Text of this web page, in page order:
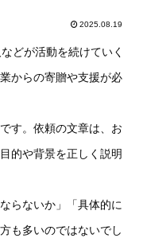
2025.08.19
どが活動を続けていく
からの寄贈や支援が必
す。依頼の文章は、お
的や背景を正しく説明
らないか」「具体的に
も多いのではないでし